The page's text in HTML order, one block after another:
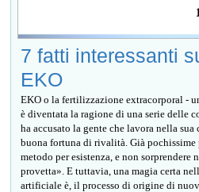
7 fatti interessanti
EKO
EKO o la fertilizzazione extracorporal -
è diventata la ragione di una serie delle
ha accusato la gente che lavora nella
buona fortuna di rivalità. Già
metodo per esistenza, e non sorprendere
provetta». E tuttavia, una magia certa
artificiale è, il processo di origine di